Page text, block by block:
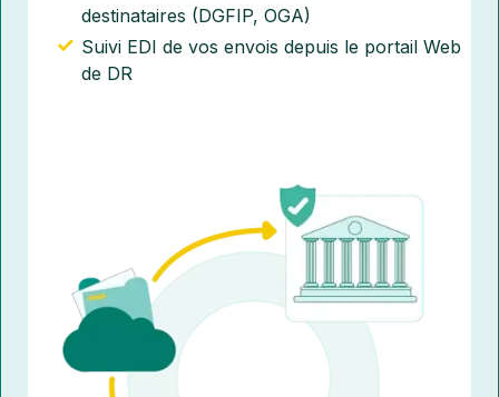
destinataires (DGFIP, OGA)
Suivi EDI de vos envois depuis le portail Web
de DR